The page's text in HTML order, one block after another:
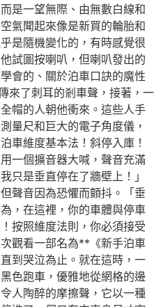
是一望無際、由無數白線和
氣聞起來像是新買的輪胎和
是隨機變化的，有時感覺很
試圖按喇叭，但喇叭發出的
會的、關於泊車口訣的魔性
來了刺耳的剎車聲，接著，一
帽的人朝他衝來。這些人手
量尺和巨大的電子角度儀，
車維度基本法！斜停入庫！
一個擴音器大喊，聲音充滿
只是垂直停在了牆壁上！」
聲音因為恐懼而顫抖。「垂
，在這裡，你的車體與停車
按照維度法則，你必須接受
觀看一部名為**《新手泊車
到哭泣為止。就在這時，一
色跑車，優雅地從網格的邊
人陶醉的摩擦聲，它以一種